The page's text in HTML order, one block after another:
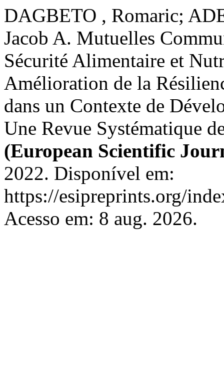
DAGBETO , Romaric;
Jacob A. Mutuelles
Sécurité Alimentaire et
Amélioration de la
dans un Contexte de
Une Revue Systématique
(European Scientific
2022. Disponível em:
https://esipreprints.org/
Acesso em: 8 aug. 2026.